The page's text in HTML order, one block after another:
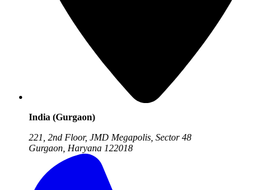
India (Gurgaon)
221, 2nd Floor, JMD Megapolis, Sector 48
Gurgaon, Haryana 122018